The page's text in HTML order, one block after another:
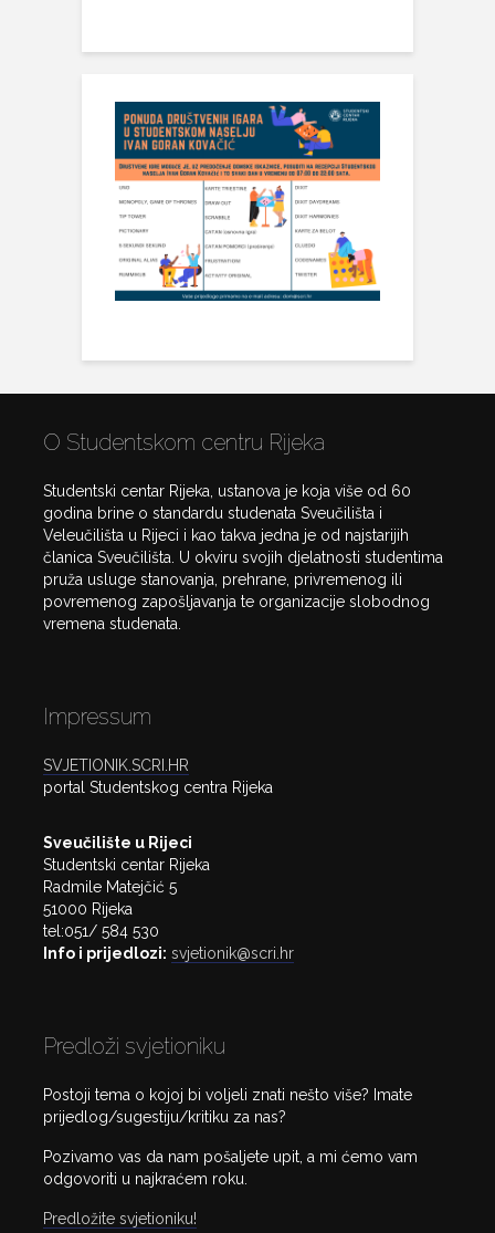
O Studentskom centru Rijeka
Studentski centar Rijeka, ustanova je koja više od 60
godina brine o standardu studenata Sveučilišta i
Veleučilišta u Rijeci i kao takva jedna je od najstarijih
članica Sveučilišta. U okviru svojih djelatnosti studentima
pruža usluge stanovanja, prehrane, privremenog ili
povremenog zapošljavanja te organizacije slobodnog
vremena studenata.
Impressum
SVJETIONIK.SCRI.HR
portal Studentskog centra Rijeka
Sveučilište u Rijeci
Studentski centar Rijeka
Radmile Matejčić 5
51000 Rijeka
tel:051/ 584 530
Info i prijedlozi: svjetionik@scri.hr
Predloži svjetioniku
Postoji tema o kojoj bi voljeli znati nešto više? Imate
prijedlog/sugestiju/kritiku za nas?
Pozivamo vas da nam pošaljete upit, a mi ćemo vam
odgovoriti u najkraćem roku.
Predložite svjetioniku!